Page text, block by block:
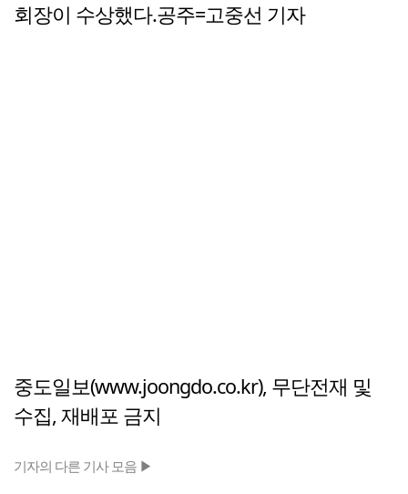
회장이 수상했다.공주=고중선 기자
중도일보(www.joongdo.co.kr), 무단전재 및
수집, 재배포 금지
기자의 다른 기사 모음 ▶